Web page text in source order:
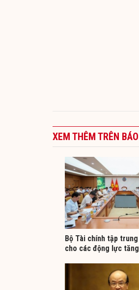
XEM THÊM TRÊN
Bộ Tài chính tập
cho các động lực